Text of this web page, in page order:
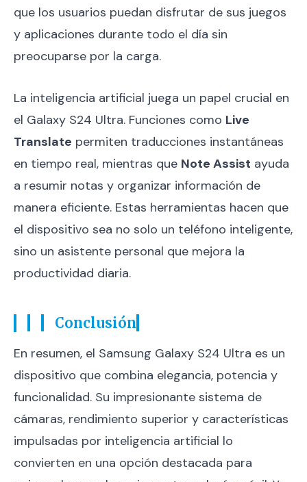
que los usuarios puedan disfrutar de sus juegos
y aplicaciones durante todo el día sin
preocuparse por la carga.
La inteligencia artificial juega un papel crucial en
el Galaxy S24 Ultra. Funciones como Live
Translate permiten traducciones instantáneas
en tiempo real, mientras que Note Assist ayuda
a resumir notas y organizar información de
manera eficiente. Estas herramientas hacen que
el dispositivo sea no solo un teléfono inteligente,
sino un asistente personal que mejora la
productividad diaria.
Conclusión
En resumen, el Samsung Galaxy S24 Ultra es un
dispositivo que combina elegancia, potencia y
funcionalidad. Su impresionante sistema de
cámaras, rendimiento superior y características
impulsadas por inteligencia artificial lo
convierten en una opción destacada para